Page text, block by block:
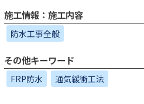
施工情報：施工内容
防水工事全般
その他キーワード
FRP防水 通気緩衝工法